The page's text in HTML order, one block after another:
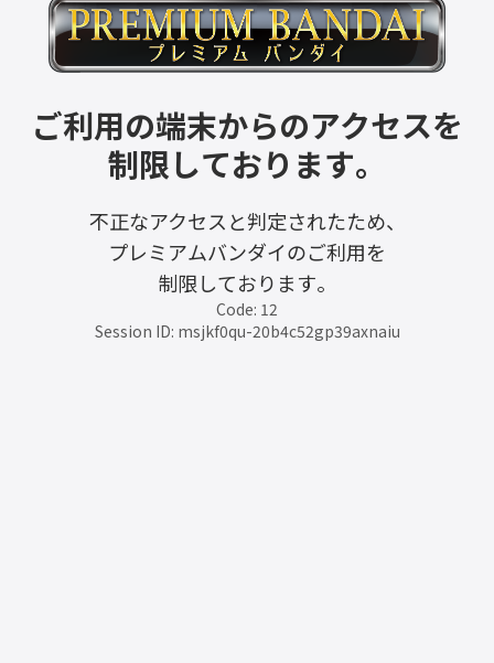
ご利用の端末からのアクセスを
制限しております。
不正なアクセスと判定されたため、
プレミアムバンダイのご利用を
制限しております。
Code: 12
Session ID: msjkf0qu-20b4c52gp39axnaiu